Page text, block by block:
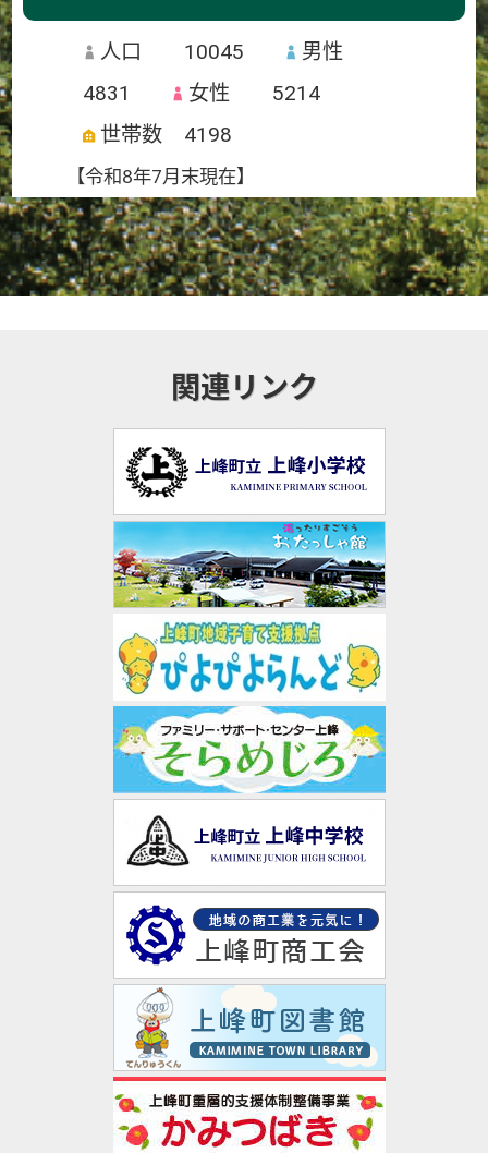
人口 10045
男性
4831
女性
5214
世帯数
4198
【令和8年7月末現在】
関連リンク